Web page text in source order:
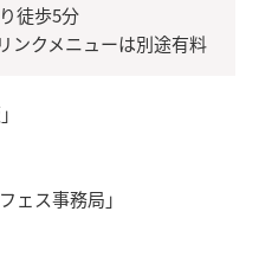
徒歩5分
クメニューは別途有料
ェス事務局」